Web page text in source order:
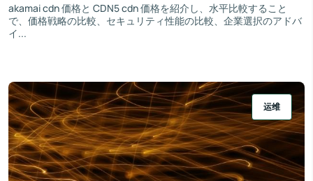
akamai cdn 価格と CDN5 cdn 価格を紹介し、水平比較すること
で、価格戦略の比較、セキュリティ性能の比較、企業選択のアドバ
イ...
运维